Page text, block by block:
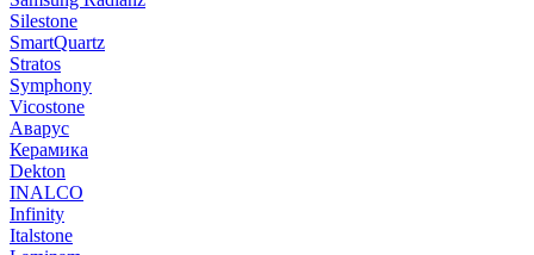
Silestone
SmartQuartz
Stratos
Symphony
Vicostone
Аварус
Керамика
Dekton
INALCO
Infinity
Italstone